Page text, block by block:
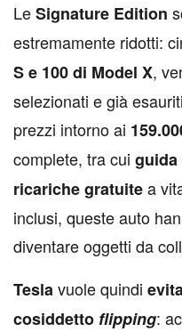
LeSignature Edition
estremamente ridotti:
S e 100 di Model X,
selezionati e già
prezzi intorno ai
complete, tra cui guida
ricariche gratuitea
inclusi, queste auto
diventare oggetti da
Teslavuole quindi
cosiddetto flipping: